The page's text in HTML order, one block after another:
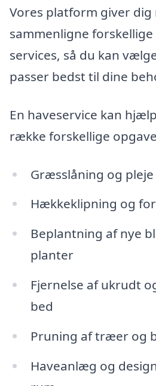
Vores platform giver
sammenligne
services, så du kan
passer bedst til dine
En haveservice kan
række forskellige
Græsslåning og
Hækkeklipning og
Beplantning af nye
planter
Fjernelse af ukrudt
bed
Pruning af træer og
Haveanlæg og